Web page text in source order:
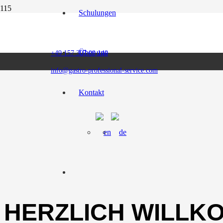
Schulungen
Über uns
Kontakt
+49 157 307 09 140
info@gastro-professional-service.com
HERZLICH